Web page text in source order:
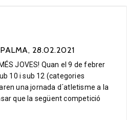
PALMA, 28.02.2021
JOVES! Quan el 9 de febrer
10 i sub 12 (categories
una jornada d´atletisme a la
que la següent competició